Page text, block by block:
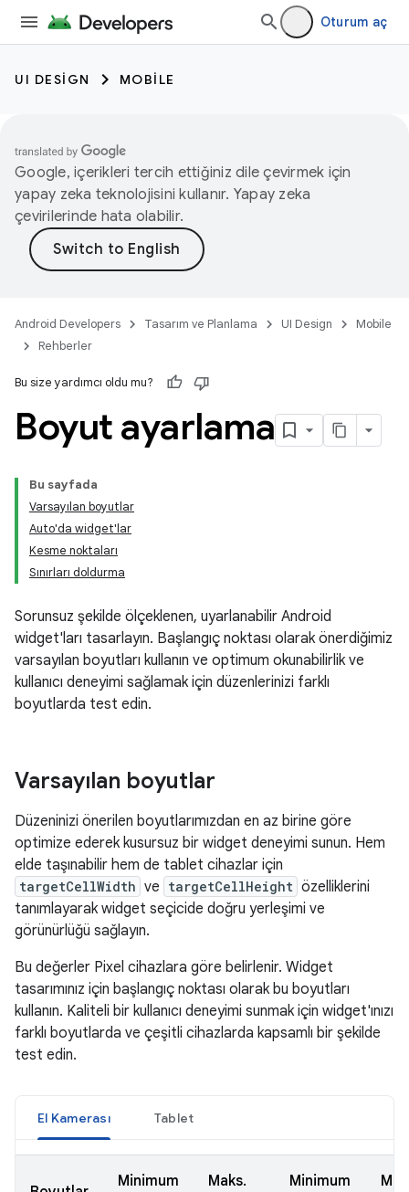
Oturum aç
UI DESIGN MOBILE
Google, içerikleri tercih ettiğiniz dile çevirmek için
yapay zeka teknolojisini kullanır. Yapay zeka
çevirilerinde hata olabilir.
Android Developers Tasarım ve Planlama UI Design
Mobile
Rehberler
Bu size yardımcı oldu mu?
Boyut ayarlama
Bu sayfada
Varsayılan boyutlar
Auto'da widget'lar
Kesme noktaları
Sınırları doldurma
Sorunsuz şekilde ölçeklenen, uyarlanabilir Android
widget'ları tasarlayın. Başlangıç noktası olarak önerdiğimiz
varsayılan boyutları kullanın ve optimum okunabilirlik ve
kullanıcı deneyimi sağlamak için düzenlerinizi farklı
boyutlarda test edin.
Varsayılan boyutlar
Düzeninizi önerilen boyutlarımızdan en az birine göre
optimize ederek kusursuz bir widget deneyimi sunun. Hem
elde taşınabilir hem de tablet cihazlar için
targetCellWidth ve targetCellHeight özelliklerini
tanımlayarak widget seçicide doğru yerleşimi ve
görünürlüğü sağlayın.
Bu değerler Pixel cihazlara göre belirlenir. Widget
tasarımınız için başlangıç noktası olarak bu boyutları
kullanın. Kaliteli bir kullanıcı deneyimi sunmak için widget'ınızı
farklı boyutlarda ve çeşitli cihazlarda kapsamlı bir şekilde
test edin.
El Kamerası Tablet
Minimum
Maks.
Minimum